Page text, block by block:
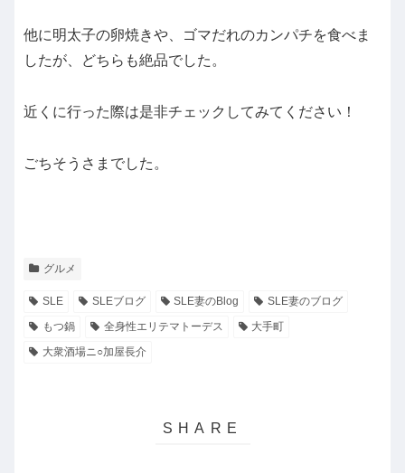
他に明太子の卵焼きや、ゴマだれのカンパチを食べま
したが、どちらも絶品でした。
近くに行った際は是非チェックしてみてください！
ごちそうさまでした。
グルメ
SLE SLEブログ SLE妻のBlog
SLE妻のブログ
もつ鍋
全身性エリテマトーデス
大手町
大衆酒場ニ○加屋長介